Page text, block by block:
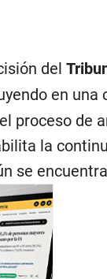
del
en una
proceso de
la
se